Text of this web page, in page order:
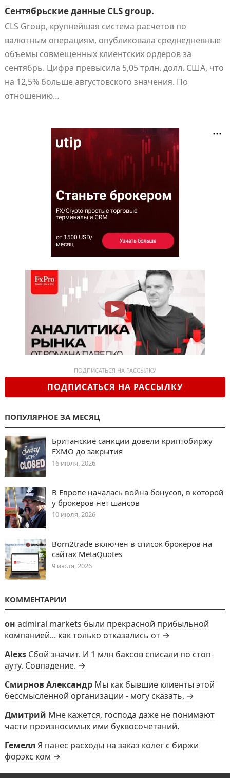
Сентябрьские данные CLS group.
CLS Group, крупнейшая система расчетов по
валютным операциям, опубликовала среднедневные
объемы совмещенных клиентских ордеров за
сентябрь. Цифра превысила 5,05 трлн. долл. США, что
на 12,5% больше августовского значения. По
отношению…
ПОДПИСАТЬСЯ НА РАССЫЛКУ
ПОДПИСАТЬСЯ НА РАССЫЛКУ
ПОПУЛЯРНОЕ ЗА МЕСЯЦ
Британские санкции довели криптобиржу
EXMO до закрытия
16 июля, 2026
В Европе началась война бонусов, в которой
у брокеров нет шансов
10 июля, 2026
Born2trade включен в список брокеров на
сайтах MetaQuotes
9 июля, 2026
КОММЕНТАРИИ
он admiral markets были прекрасной прибыльной
компанией... как только отказались от →
Alexs Сбой значит. И 1 млн баксов списали по стоп-
ауту. Совпадение. →
Смирнов Александр Мы как бывшие клиенты этой
бессмысленной организации - могу сказать, →
Дмитрий Мне кажется, господа даже не понимают
части произносимых ими буквосочетаний.
Гемелл Я панес расходы на заказ колег с биржи
форэкс ком →